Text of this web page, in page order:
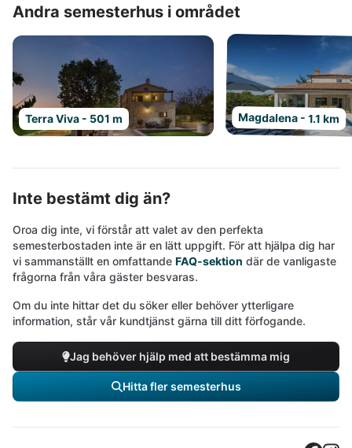
Andra semesterhus i området
Terra Viva - 501 m Magdalena - 1.1 km
Inte bestämt dig än?
Oroa dig inte, vi förstår att valet av den perfekta
semesterbostaden inte är en lätt uppgift. För att hjälpa dig har
vi sammanställt en omfattande FAQ-sektion där de vanligaste
frågorna från våra gäster besvaras.
Om du inte hittar det du söker eller behöver ytterligare
information, står vår kundtjänst gärna till ditt förfogande.
Jag behöver hjälp med att bestämma mig
Hitta fler semesterhus